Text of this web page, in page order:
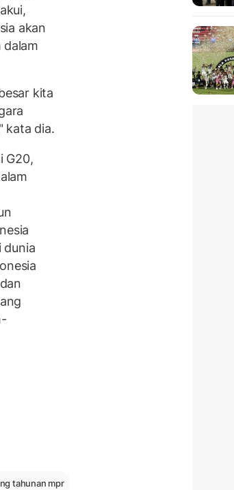
akan
dalam
kita
kata dia.
G20,
dunia
tahunan mpr